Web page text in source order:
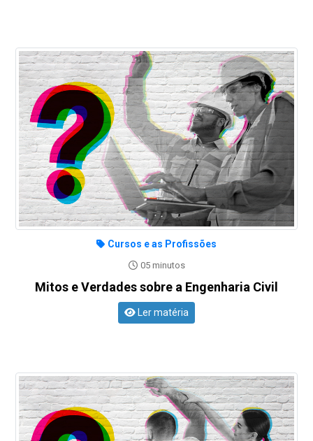
Cursos e as Profissões
05 minutos
Mitos e Verdades sobre a Engenharia Civil
Ler matéria